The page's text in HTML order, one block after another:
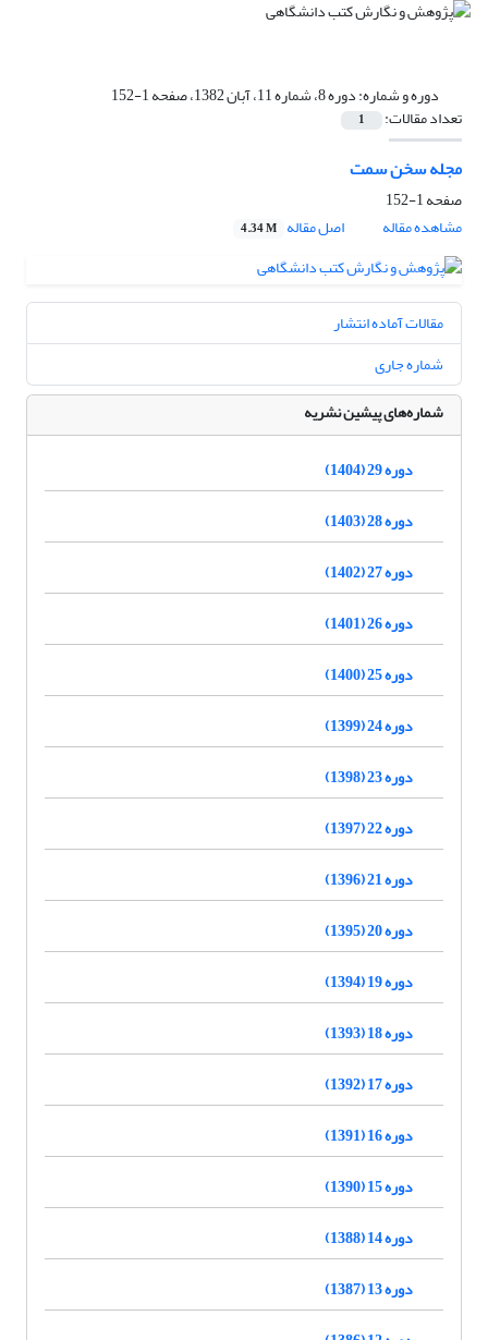
دوره و شماره:دوره 8، شماره 11، آبان 1382، صفحه 1-152
تعداد مقالات: 1
مجله سخن سمت
صفحه1-152
مشاهده مقاله
اصل مقاله 4.34 M
مقالات آماده انتشار
شماره جاری
شماره‌های پیشین نشریه
دوره 29 (1404)
دوره 28 (1403)
دوره 27 (1402)
دوره 26 (1401)
دوره 25 (1400)
دوره 24 (1399)
دوره 23 (1398)
دوره 22 (1397)
دوره 21 (1396)
دوره 20 (1395)
دوره 19 (1394)
دوره 18 (1393)
دوره 17 (1392)
دوره 16 (1391)
دوره 15 (1390)
دوره 14 (1388)
دوره 13 (1387)